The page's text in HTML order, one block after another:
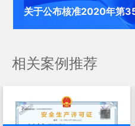
关于公布核准2020年第
相关案例推荐